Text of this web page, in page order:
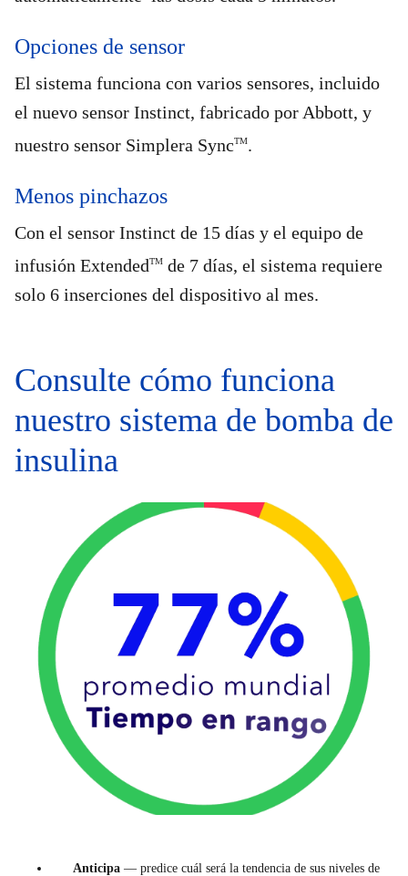
Opciones de sensor
El sistema funciona con varios sensores, incluido
el nuevo sensor Instinct, fabricado por Abbott, y
nuestro sensor Simplera SyncTM.
Menos pinchazos
Con el sensor Instinct de 15 días y el equipo de
infusión ExtendedTM de 7 días, el sistema requiere
solo 6 inserciones del dispositivo al mes.
Consulte cómo funciona
nuestro sistema de bomba de
insulina
Anticipa — predice cuál será la tendencia de sus niveles de